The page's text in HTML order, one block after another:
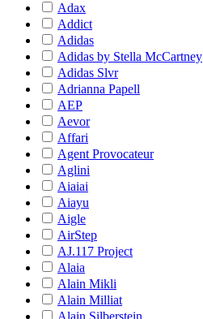
Adax
Addict
Adidas
Adidas by Stella McCartney
Adidas Slvr
Adrianna Papell
AEP
Aevor
Affari
Agent Provocateur
Aglini
Aiaiai
Aiayu
Aigle
AirStep
AJ.117 Project
Alaia
Alain Mikli
Alain Milliat
Alain Silberstein